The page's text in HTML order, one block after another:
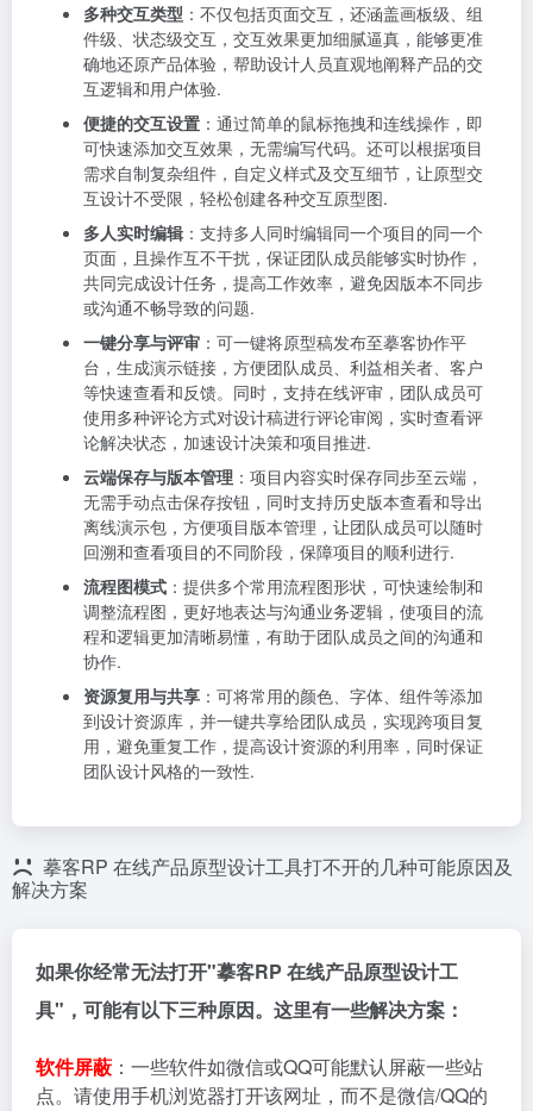
多种交互类型 ：不仅包括页面交互，还涵盖画板级、组
件级、状态级交互，交互效果更加细腻逼真，能够更准
确地还原产品体验，帮助设计人员直观地阐释产品的交
互逻辑和用户体验.
便捷的交互设置 ：通过简单的鼠标拖拽和连线操作，即
可快速添加交互效果，无需编写代码。还可以根据项目
需求自制复杂组件，自定义样式及交互细节，让原型交
互设计不受限，轻松创建各种交互原型图.
多人实时编辑 ：支持多人同时编辑同一个项目的同一个
页面，且操作互不干扰，保证团队成员能够实时协作，
共同完成设计任务，提高工作效率，避免因版本不同步
或沟通不畅导致的问题.
一键分享与评审 ：可一键将原型稿发布至摹客协作平
台，生成演示链接，方便团队成员、利益相关者、客户
等快速查看和反馈。同时，支持在线评审，团队成员可
使用多种评论方式对设计稿进行评论审阅，实时查看评
论解决状态，加速设计决策和项目推进.
云端保存与版本管理 ：项目内容实时保存同步至云端，
无需手动点击保存按钮，同时支持历史版本查看和导出
离线演示包，方便项目版本管理，让团队成员可以随时
回溯和查看项目的不同阶段，保障项目的顺利进行.
流程图模式 ：提供多个常用流程图形状，可快速绘制和
调整流程图，更好地表达与沟通业务逻辑，使项目的流
程和逻辑更加清晰易懂，有助于团队成员之间的沟通和
协作.
资源复用与共享 ：可将常用的颜色、字体、组件等添加
到设计资源库，并一键共享给团队成员，实现跨项目复
用，避免重复工作，提高设计资源的利用率，同时保证
团队设计风格的一致性.
摹客RP 在线产品原型设计工具打不开的几种可能原因及
解决方案
如果你经常无法打开"摹客RP 在线产品原型设计工
具"，可能有以下三种原因。这里有一些解决方案：
软件屏蔽 ：一些软件如微信或QQ可能默认屏蔽一些站
点。请使用手机浏览器打开该网址，而不是微信/QQ的